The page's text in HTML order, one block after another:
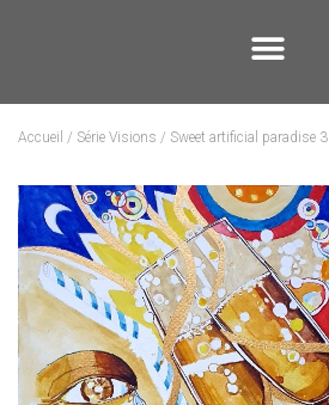
Accueil / Série Visions / Sweet artificial paradise 3